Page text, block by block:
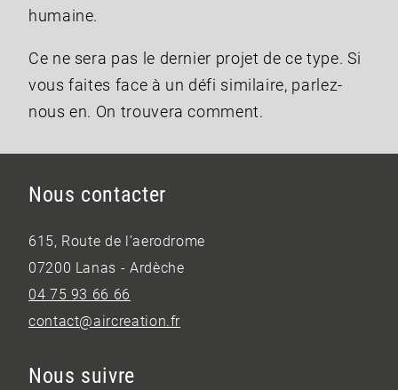
humaine.
Ce ne sera pas le dernier projet de ce type. Si
vous faites face à un défi similaire, parlez-
nous en. On trouvera comment.
Nous contacter
615, Route de l’aerodrome
07200 Lanas - Ardèche
04 75 93 66 66
contact@aircreation.fr
Nous suivre